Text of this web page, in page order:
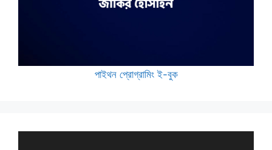
পাইথন প্রোগ্রামিং ই-বুক